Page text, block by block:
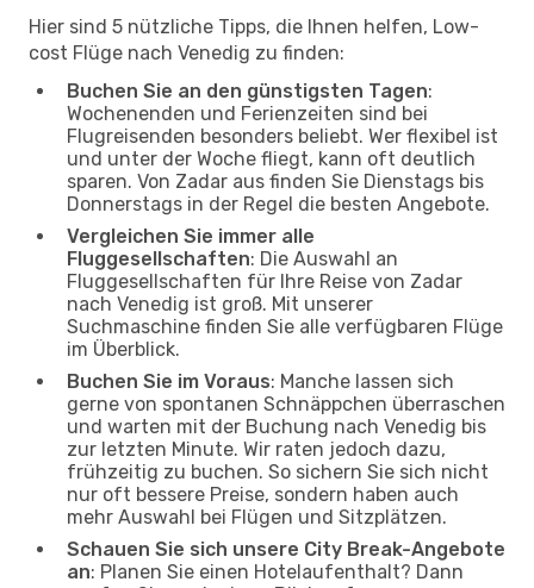
Hier sind 5 nützliche Tipps, die Ihnen helfen, Low-
cost Flüge nach Venedig zu finden:
Buchen Sie an den günstigsten Tagen:
Wochenenden und Ferienzeiten sind bei
Flugreisenden besonders beliebt. Wer flexibel ist
und unter der Woche fliegt, kann oft deutlich
sparen. Von Zadar aus finden Sie Dienstags bis
Donnerstags in der Regel die besten Angebote.
Vergleichen Sie immer alle
Fluggesellschaften: Die Auswahl an
Fluggesellschaften für Ihre Reise von Zadar
nach Venedig ist groß. Mit unserer
Suchmaschine finden Sie alle verfügbaren Flüge
im Überblick.
Buchen Sie im Voraus: Manche lassen sich
gerne von spontanen Schnäppchen überraschen
und warten mit der Buchung nach Venedig bis
zur letzten Minute. Wir raten jedoch dazu,
frühzeitig zu buchen. So sichern Sie sich nicht
nur oft bessere Preise, sondern haben auch
mehr Auswahl bei Flügen und Sitzplätzen.
Schauen Sie sich unsere City Break-Angebote
an: Planen Sie einen Hotelaufenthalt? Dann